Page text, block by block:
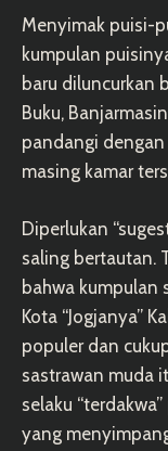
Menyimak puisi-
kumpulan
baru diluncurkan
Buku,
pandangi
masing kamar
Diperlukan
saling bertautan.
bahwa kumpulan
Kota “Jogjanya”
populer dan
sastrawan muda
selaku
yang